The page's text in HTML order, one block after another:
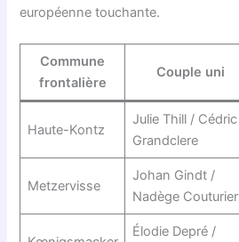
européenne touchante.
Commune
frontalière
Couple uni
Haute-Kontz
Julie Thill / Cédric
Grandclere
Metzervisse
Johan Gindt /
Nadège Couturier
Élodie Depré /